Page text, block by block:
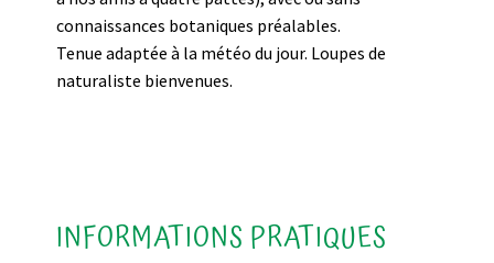
connaissances botaniques préalables.
Tenue adaptée à la météo du jour. Loupes de
naturaliste bienvenues.
INFORMATIONS PRATIQUES